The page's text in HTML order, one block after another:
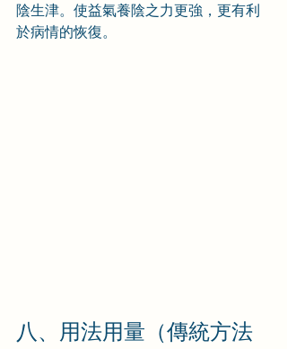
陰生津。使益氣養陰之力更強，更有利
於病情的恢復。
八、用法用量（傳統方法